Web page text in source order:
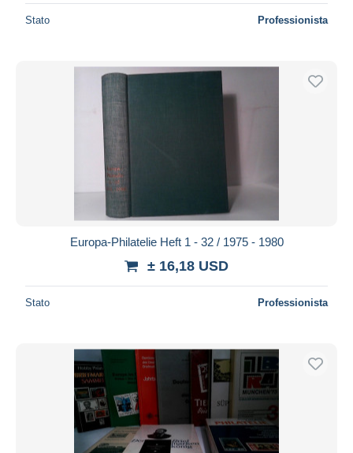
Stato Professionista
Europa-Philatelie Heft 1 - 32 / 1975 - 1980
± 16,18 USD
Stato Professionista